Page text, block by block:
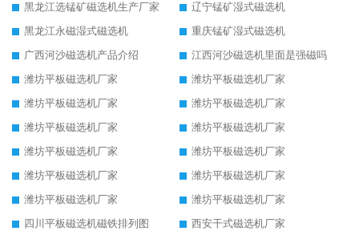
黑龙江选锰矿磁选机生产厂家
辽宁锰矿湿式磁选机
黑龙江永磁湿式磁选机
重庆锰矿湿式磁选机
广西河沙磁选机产品介绍
江西河沙磁选机里面是强磁吗
潍坊平板磁选机厂家
潍坊平板磁选机厂家
潍坊平板磁选机厂家
潍坊平板磁选机厂家
潍坊平板磁选机厂家
潍坊平板磁选机厂家
潍坊平板磁选机厂家
潍坊平板磁选机厂家
潍坊平板磁选机厂家
潍坊平板磁选机厂家
潍坊平板磁选机厂家
潍坊平板磁选机厂家
四川平板磁选机磁铁排列图
西安干式磁选机厂家